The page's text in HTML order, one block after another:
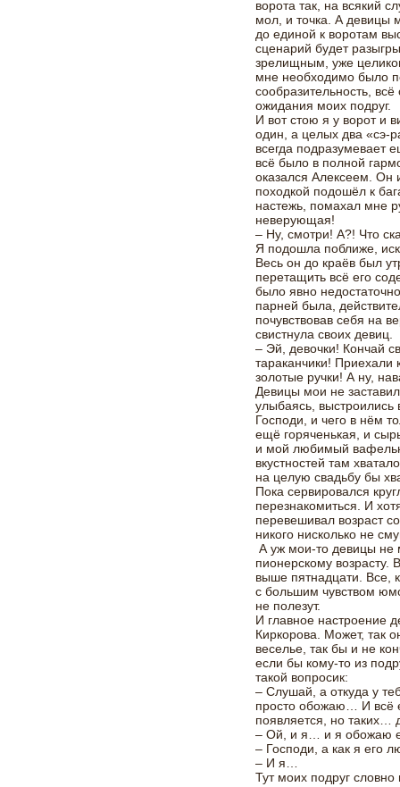
ворота так, на всякий
мол, и точка. А девицы
до единой к воротам
сценарий будет
зрелищным, уже
мне необходимо было
сообразительность,
ожидания моих подруг.
И вот стою я у ворот и
один, а целых два «сэ-
всегда подразумевает
всё было в полной
оказался Алексеем. Он
походкой подошёл к
настежь, помахал мне
неверующая!
– Ну, смотри! А?! Что
Я подошла поближе,
Весь он до краёв был
перетащить всё его
было явно
парней была,
почувствовав себя на
свистнула своих девиц.
– Эй, девочки! Кончай
тараканчики!
золотые ручки! А ну,
Девицы мои не
улыбаясь, выстроились
Господи, и чего в нём
ещё горяченькая, и
и мой любимый
вкустностей там
на целую свадьбу бы
Пока сервировался
перезнакомиться. И
перевешивал возраст
никого нисколько не
А уж мои-то девицы не
пионерскому
выше пятнадцати. Все,
с большим чувством
не полезут.
И главное настроение
Киркорова. Может, так
веселье, так бы и не
если бы кому-то из
такой вопросик:
– Слушай, а откуда у
просто обожаю… И всё
появляется, но таких…
– Ой, и я… и я обожаю
– Господи, а как я его
– И я…
Тут моих подруг